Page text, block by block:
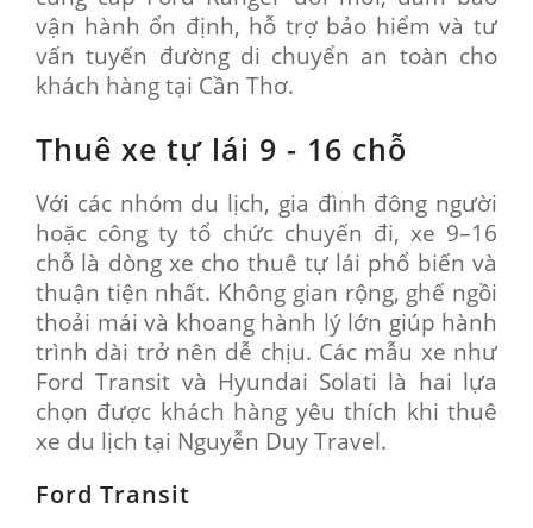
vận hành ổn định, hỗ trợ bảo hiểm và tư
vấn tuyến đường di chuyển an toàn cho
khách hàng tại Cần Thơ.
Thuê xe tự lái 9 - 16 chỗ
Với các nhóm du lịch, gia đình đông người
hoặc công ty tổ chức chuyến đi, xe 9–16
chỗ là dòng xe cho thuê tự lái phổ biến và
thuận tiện nhất. Không gian rộng, ghế ngồi
thoải mái và khoang hành lý lớn giúp hành
trình dài trở nên dễ chịu. Các mẫu xe như
Ford Transit và Hyundai Solati là hai lựa
chọn được khách hàng yêu thích khi thuê
xe du lịch tại Nguyễn Duy Travel.
Ford Transit